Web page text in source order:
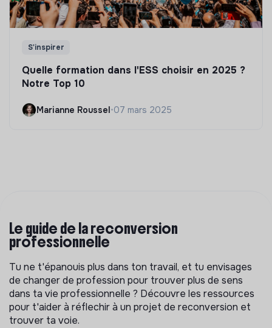
S'inspirer
Quelle formation dans l'ESS choisir en 2025 ?
Notre Top 10
Marianne Roussel•07 mars 2025
Le guide de la reconversion
professionnelle
Tu ne t'épanouis plus dans ton travail, et tu envisages
de changer de profession pour trouver plus de sens
dans ta vie professionnelle ? Découvre les ressources
pour t'aider à réflechir à un projet de reconversion et
trouver ta voie.